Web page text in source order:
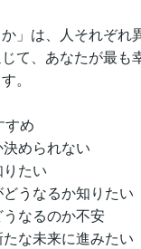
」は、人それぞれ
て、あなたが最も
。
すめ
められない
たい
うなるか知りたい
なるのか不安
な未来に進みたい